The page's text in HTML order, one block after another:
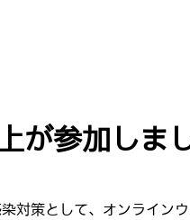
が参加しまし
対策として、オンライン